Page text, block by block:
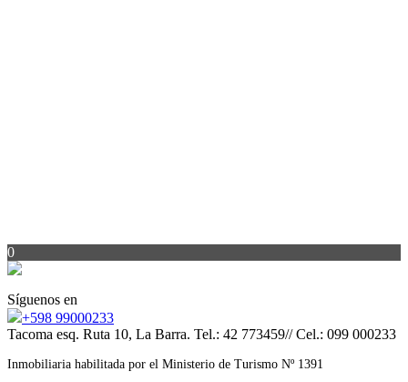
0
Síguenos en
+598 99000233
Tacoma esq. Ruta 10, La Barra. Tel.: 42 773459// Cel.: 099 000233
Inmobiliaria habilitada por el Ministerio de Turismo Nº 1391